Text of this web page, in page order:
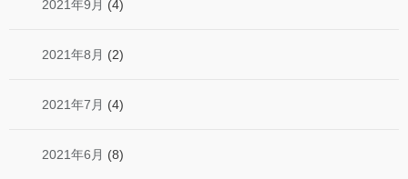
2021年9月 (4)
2021年8月 (2)
2021年7月 (4)
2021年6月 (8)